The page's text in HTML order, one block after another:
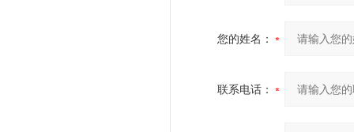
您的姓名：
联系电话：